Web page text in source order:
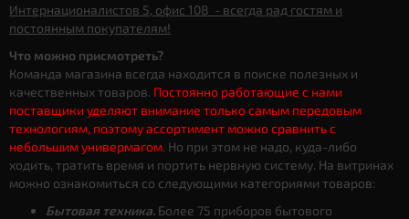
Интернационалистов 5, офис 108 - всегда рад гостям и
постоянным покупателям!
Что можно присмотреть?
Команда магазина всегда находится в поиске полезных и
качественных товаров. Постоянно работающие с нами
поставщики уделяют внимание только самым передовым
технологиям, поэтому ассортимент можно сравнить с
небольшим универмагом. Но при этом не надо, куда-либо
ходить, тратить время и портить нервную систему. На витринах
можно ознакомиться со следующими категориями товаров:
Бытовая техника. Более 75 приборов бытового